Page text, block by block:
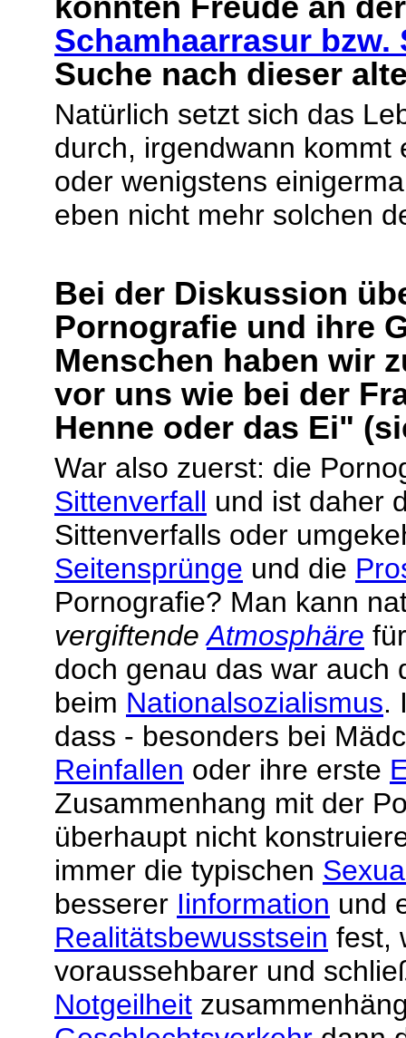
könnten Freude an
Schamhaarrasur bzw.
Suche nach dieser
Natürlich setzt sich das
durch, irgendwann kommt
oder wenigstens
eben nicht mehr solchen
Bei der Diskussion
Pornografie und ihre
Menschen haben wir
vor uns wie bei der
Henne oder das Ei"
War also zuerst: die
Sittenverfall und ist daher
Sittenverfalls oder
Seitensprünge und die
Pornografie? Man kann
vergiftendeAtmosphäre
doch genau das war
beim Nationalsozialismus.
dass - besonders bei
Reinfallen oder ihre erste
Zusammenhang mit der
überhaupt nicht
immer die typischen
besserer Iinformation und
Realitätsbewusstsein fest,
voraussehbarer und
Notgeilheit